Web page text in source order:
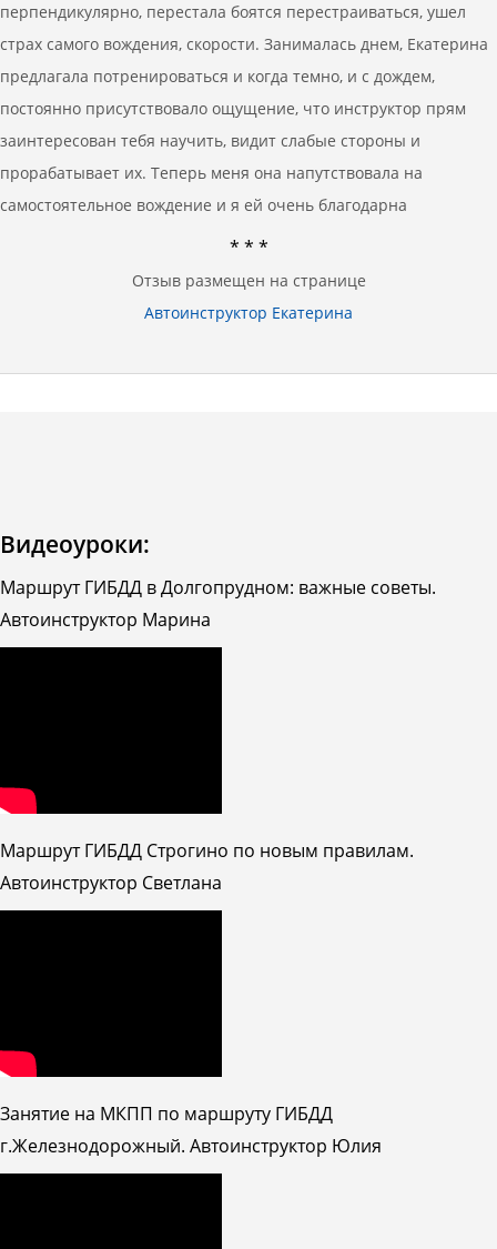
перпендикулярно, перестала боятся перестраиваться, ушел
страх самого вождения, скорости. Занималась днем, Екатерина
предлагала потренироваться и когда темно, и с дождем,
постоянно присутствовало ощущение, что инструктор прям
заинтересован тебя научить, видит слабые стороны и
прорабатывает их. Теперь меня она напутствовала на
самостоятельное вождение и я ей очень благодарна
* * *
Отзыв размещен на странице
Автоинструктор Екатерина
Видеоуроки:
Маршрут ГИБДД в Долгопрудном: важные советы.
Автоинструктор Марина
Маршрут ГИБДД Строгино по новым правилам.
Автоинструктор Светлана
Занятие на МКПП по маршруту ГИБДД
г.Железнодорожный. Автоинструктор Юлия